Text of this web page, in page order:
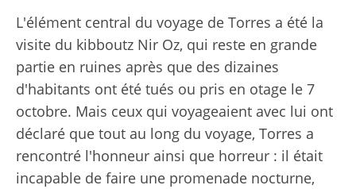
L'élément central du voyage de Torres a été la
visite du kibboutz Nir Oz, qui reste en grande
partie en ruines après que des dizaines
d'habitants ont été tués ou pris en otage le 7
octobre. Mais ceux qui voyageaient avec lui ont
déclaré que tout au long du voyage, Torres a
rencontré l'honneur ainsi que horreur : il était
incapable de faire une promenade nocturne,